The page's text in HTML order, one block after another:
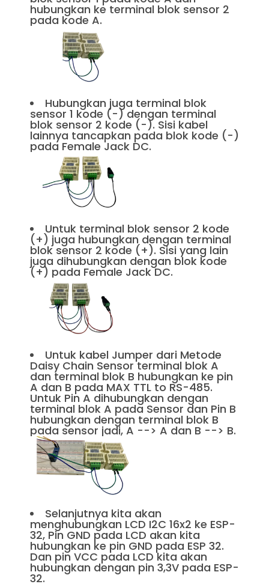
hubungkan ke terminal blok sensor 2
pada kode A.
Hubungkan juga terminal blok
sensor 1 kode (-) dengan terminal
blok sensor 2 kode (-). Sisi kabel
lainnya tancapkan pada blok kode (-)
pada Female Jack DC.
Untuk terminal blok sensor 2 kode
(+) juga hubungkan dengan terminal
blok sensor 2 kode (+). Sisi yang lain
juga dihubungkan dengan blok kode
(+) pada Female Jack DC.
Untuk kabel Jumper dari Metode
Daisy Chain Sensor terminal blok A
dan terminal blok B hubungkan ke pin
A dan B pada MAX TTL to RS-485.
Untuk Pin A dihubungkan dengan
terminal blok A pada Sensor dan Pin B
hubungkan dengan terminal blok B
pada sensor jadi, A --> A dan B --> B.
Selanjutnya kita akan
menghubungkan LCD I2C 16x2 ke ESP-
32, Pin GND pada LCD akan kita
hubungkan ke pin GND pada ESP 32.
Dan pin VCC pada LCD kita akan
hubungkan dengan pin 3,3V pada ESP-
32.